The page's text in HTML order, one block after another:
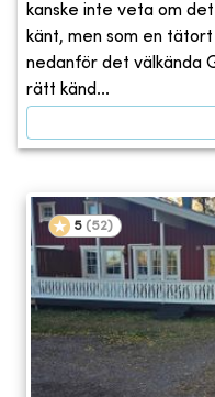
kanske inte veta om
känt, men som en tätort
nedanför det välkända
rätt känd...
5 (52)